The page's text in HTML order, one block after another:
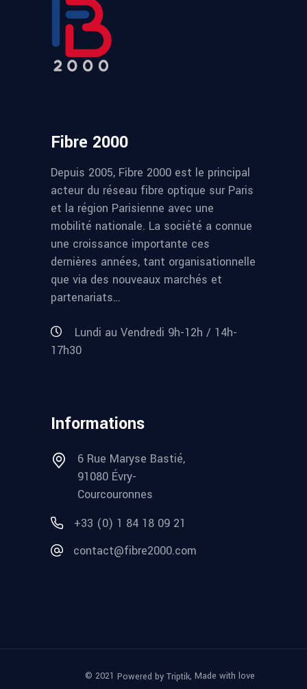
Fibre 2000
Depuis 2005, Fibre 2000 est le principal
acteur du réseau fibre optique sur Paris
et la région Parisienne avec une
mobilité nationale. La société a connue
une croissance importante ces
dernières années, tant organisationnelle
que via des nouveaux marchés et
partenariats…
Lundi au Vendredi 9h-12h / 14h-
17h30
Informations
6 Rue Maryse Bastié,
91080 Évry-
Courcouronnes
+33 (0) 1 84 18 09 21
contact@fibre2000.com
© 2021 Powered by Triptik, Made with love